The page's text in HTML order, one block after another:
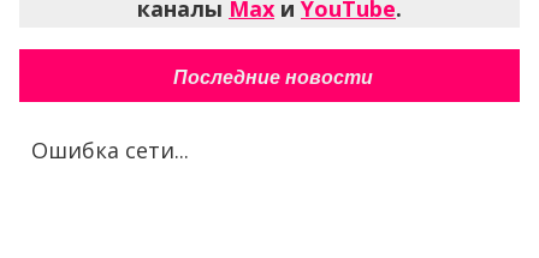
каналы Max и YouTube.
Последние новости
Ошибка сети...